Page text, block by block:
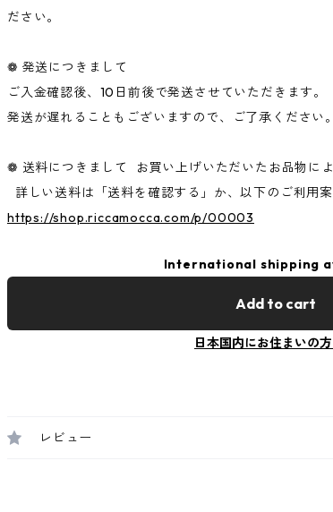
ださい。
❁ 発送につきまして
ご入金確認後、10日前後で発送させていただきます
発送が遅れることもございますので、ご了承ください
❁ 送料につきまして お買い上げいただいたお品物に
詳しい送料は「送料を確認する」か、以下のご利用
https://shop.riccamocca.com/p/00003
International shipping
Add to cart
日本国内にお住まいの
レビュー